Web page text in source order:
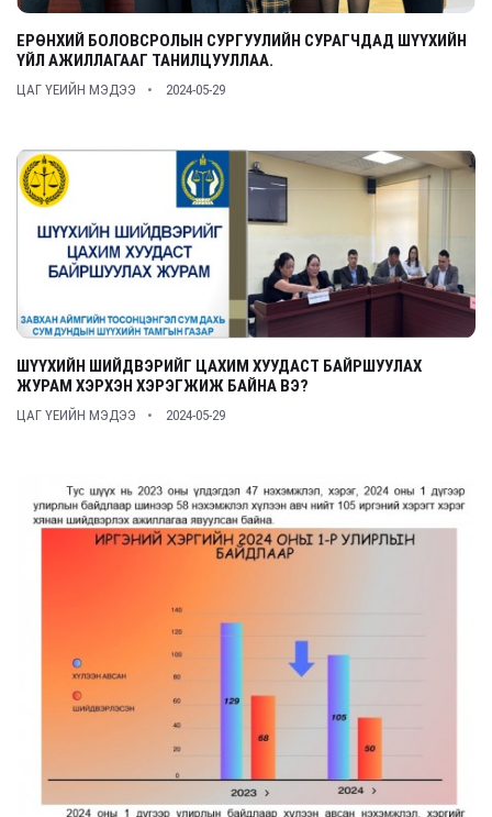
ЕРӨНХИЙ БОЛОВСРОЛЫН СУРГУУЛИЙН СУРАГЧДАД ШҮҮХИЙН
ҮЙЛ АЖИЛЛАГААГ ТАНИЛЦУУЛЛАА.
ЦАГ ҮЕИЙН МЭДЭЭ 2024-05-29
ШҮҮХИЙН ШИЙДВЭРИЙГ ЦАХИМ ХУУДАСТ БАЙРШУУЛАХ
ЖУРАМ ХЭРХЭН ХЭРЭГЖИЖ БАЙНА ВЭ?
ЦАГ ҮЕИЙН МЭДЭЭ 2024-05-29